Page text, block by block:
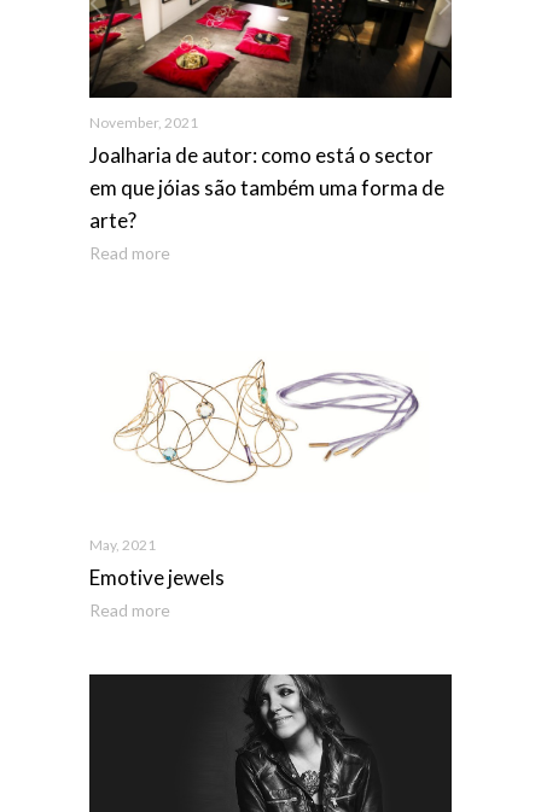
November, 2021
Joalharia de autor: como está o sector
em que jóias são também uma forma de
arte?
Read more
May, 2021
Emotive jewels
Read more